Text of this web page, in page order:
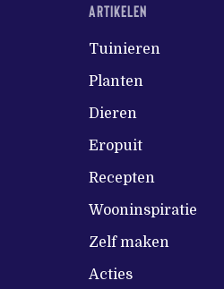
ARTIKELEN
Tuinieren
Planten
Dieren
Eropuit
Recepten
Wooninspiratie
Zelf maken
Acties